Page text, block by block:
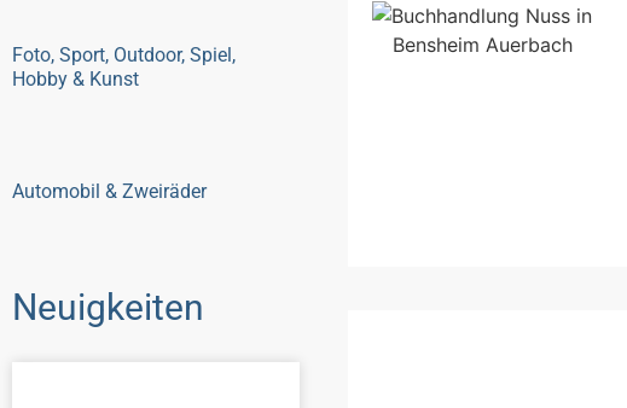
Foto, Sport, Outdoor, Spiel,
Hobby & Kunst
Automobil & Zweiräder
Neuigkeiten